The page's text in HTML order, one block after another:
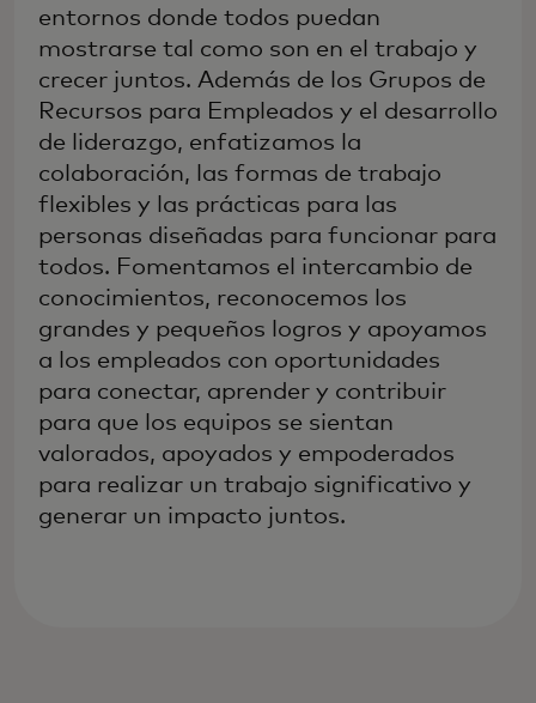
entornos donde todos puedan
mostrarse tal como son en el trabajo y
crecer juntos. Además de los Grupos de
Recursos para Empleados y el desarrollo
de liderazgo, enfatizamos la
colaboración, las formas de trabajo
flexibles y las prácticas para las
personas diseñadas para funcionar para
todos. Fomentamos el intercambio de
conocimientos, reconocemos los
grandes y pequeños logros y apoyamos
a los empleados con oportunidades
para conectar, aprender y contribuir
para que los equipos se sientan
valorados, apoyados y empoderados
para realizar un trabajo significativo y
generar un impacto juntos.